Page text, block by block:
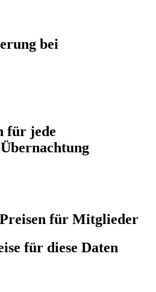
bei
für jede
für Mitglieder
für diese Daten